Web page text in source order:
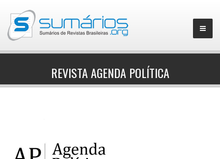
▼
REVISTA AGENDA POLÍTICA